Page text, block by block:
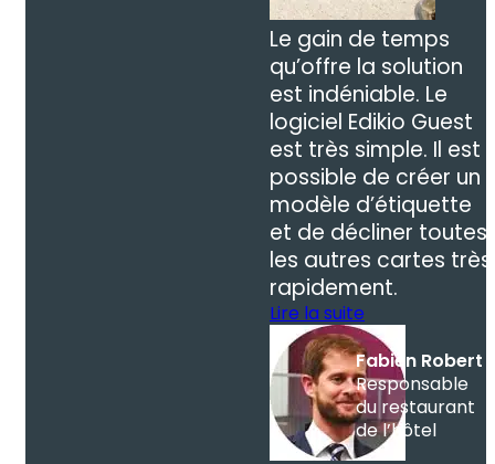
Le gain de temps
qu’offre la solution
est indéniable. Le
logiciel Edikio Guest
est très simple. Il est
possible de créer un
modèle d’étiquette
et de décliner toutes
les autres cartes très
rapidement.
Lire la suite
Fabien Robert
Responsable
du restaurant
de l’hôtel